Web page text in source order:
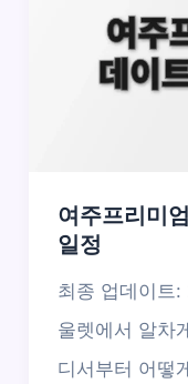
여주프리미
일정
최종 업데이트
울렛에서 알차
디서부터 어떻